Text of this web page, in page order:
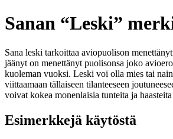
Sanan “Leski”
Sana leski tarkoittaa aviopuolison
jäänyt on menettänyt puolisonsa joko
kuoleman vuoksi. Leski voi olla mies tai
viittaamaan tällaiseen tilanteeseen
voivat kokea monenlaisia tunteita ja
Esimerkkejä käytöstä